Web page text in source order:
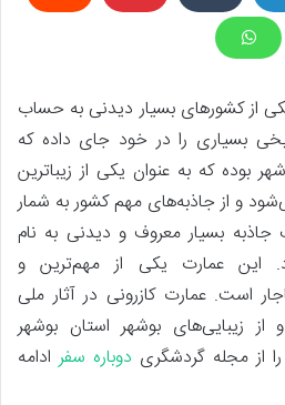
از کشور‌های بسیار دیدنی به حساب
بسیاری را در خود جای داده که
بوده که به عنوان یکی از زیباترین
و از جاذبه‌های مهم کشور به شمار
بسیار معروف و دیدنی به نام
این عمارت یکی از مهم‌ترین و
است. عمارت کازرونی در آثار ملی
زیبایی‌های بوشهر استان بوشهر
از مجله گردشگری دوباره سفرادامه